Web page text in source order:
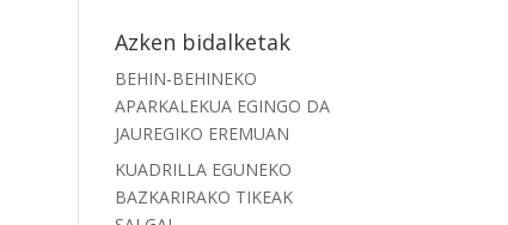
Azken bidalketak
BEHIN-BEHINEKO
APARKALEKUA EGINGO DA
JAUREGIKO EREMUAN
KUADRILLA EGUNEKO
BAZKARIRAKO TIKEAK